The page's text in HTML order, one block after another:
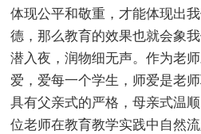
体现公平和敬重，才能体现出
德，那么教育的效果也就会象
潜入夜，润物细无声。作为老
爱，爱每一个学生，师爱是老
具有父亲式的严格，母亲式温
位老师在教育教学实践中自然